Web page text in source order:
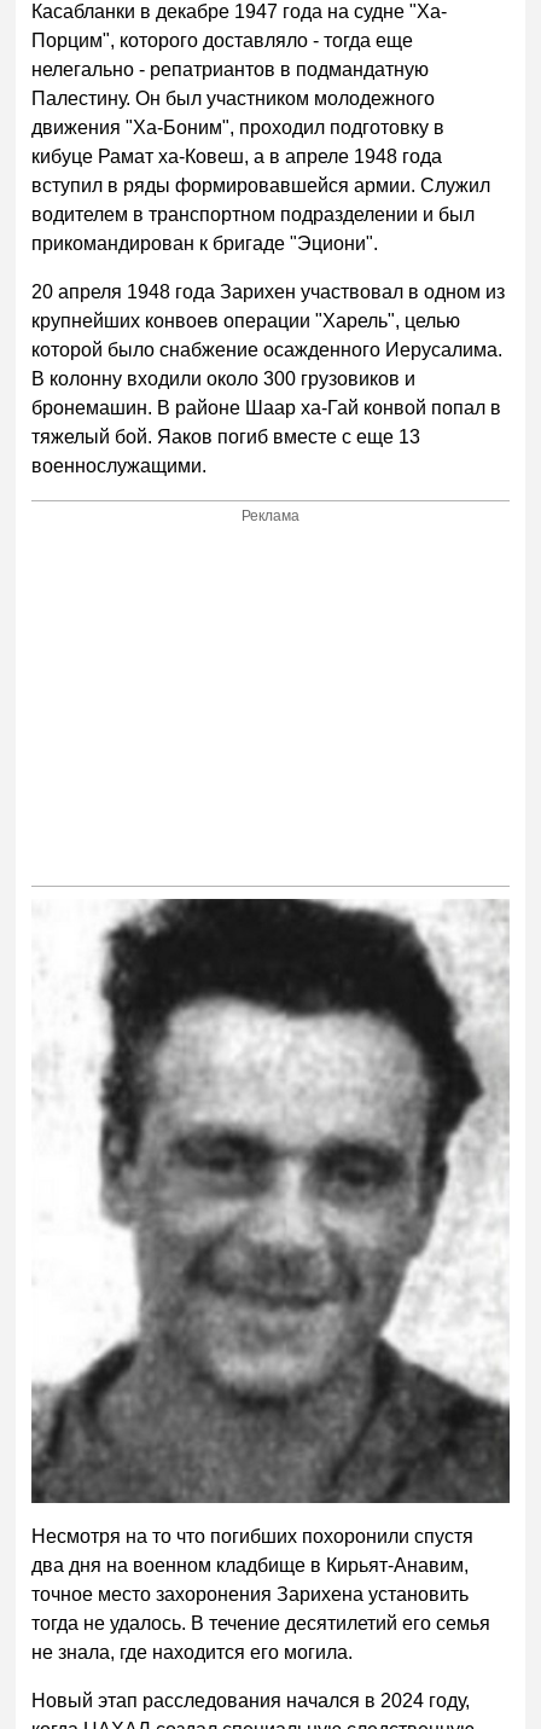
Касабланки в декабре 1947 года на судне "Ха-
Порцим", которого доставляло - тогда еще
нелегально - репатриантов в подмандатную
Палестину. Он был участником молодежного
движения "Ха-Боним", проходил подготовку в
кибуце Рамат ха-Ковеш, а в апреле 1948 года
вступил в ряды формировавшейся армии. Служил
водителем в транспортном подразделении и был
прикомандирован к бригаде "Эциони".
20 апреля 1948 года Зарихен участвовал в одном из
крупнейших конвоев операции "Харель", целью
которой было снабжение осажденного Иерусалима.
В колонну входили около 300 грузовиков и
бронемашин. В районе Шаар ха-Гай конвой попал в
тяжелый бой. Яаков погиб вместе с еще 13
военнослужащими.
Реклама
Несмотря на то что погибших похоронили спустя
два дня на военном кладбище в Кирьят-Анавим,
точное место захоронения Зарихена установить
тогда не удалось. В течение десятилетий его семья
не знала, где находится его могила.
Новый этап расследования начался в 2024 году,